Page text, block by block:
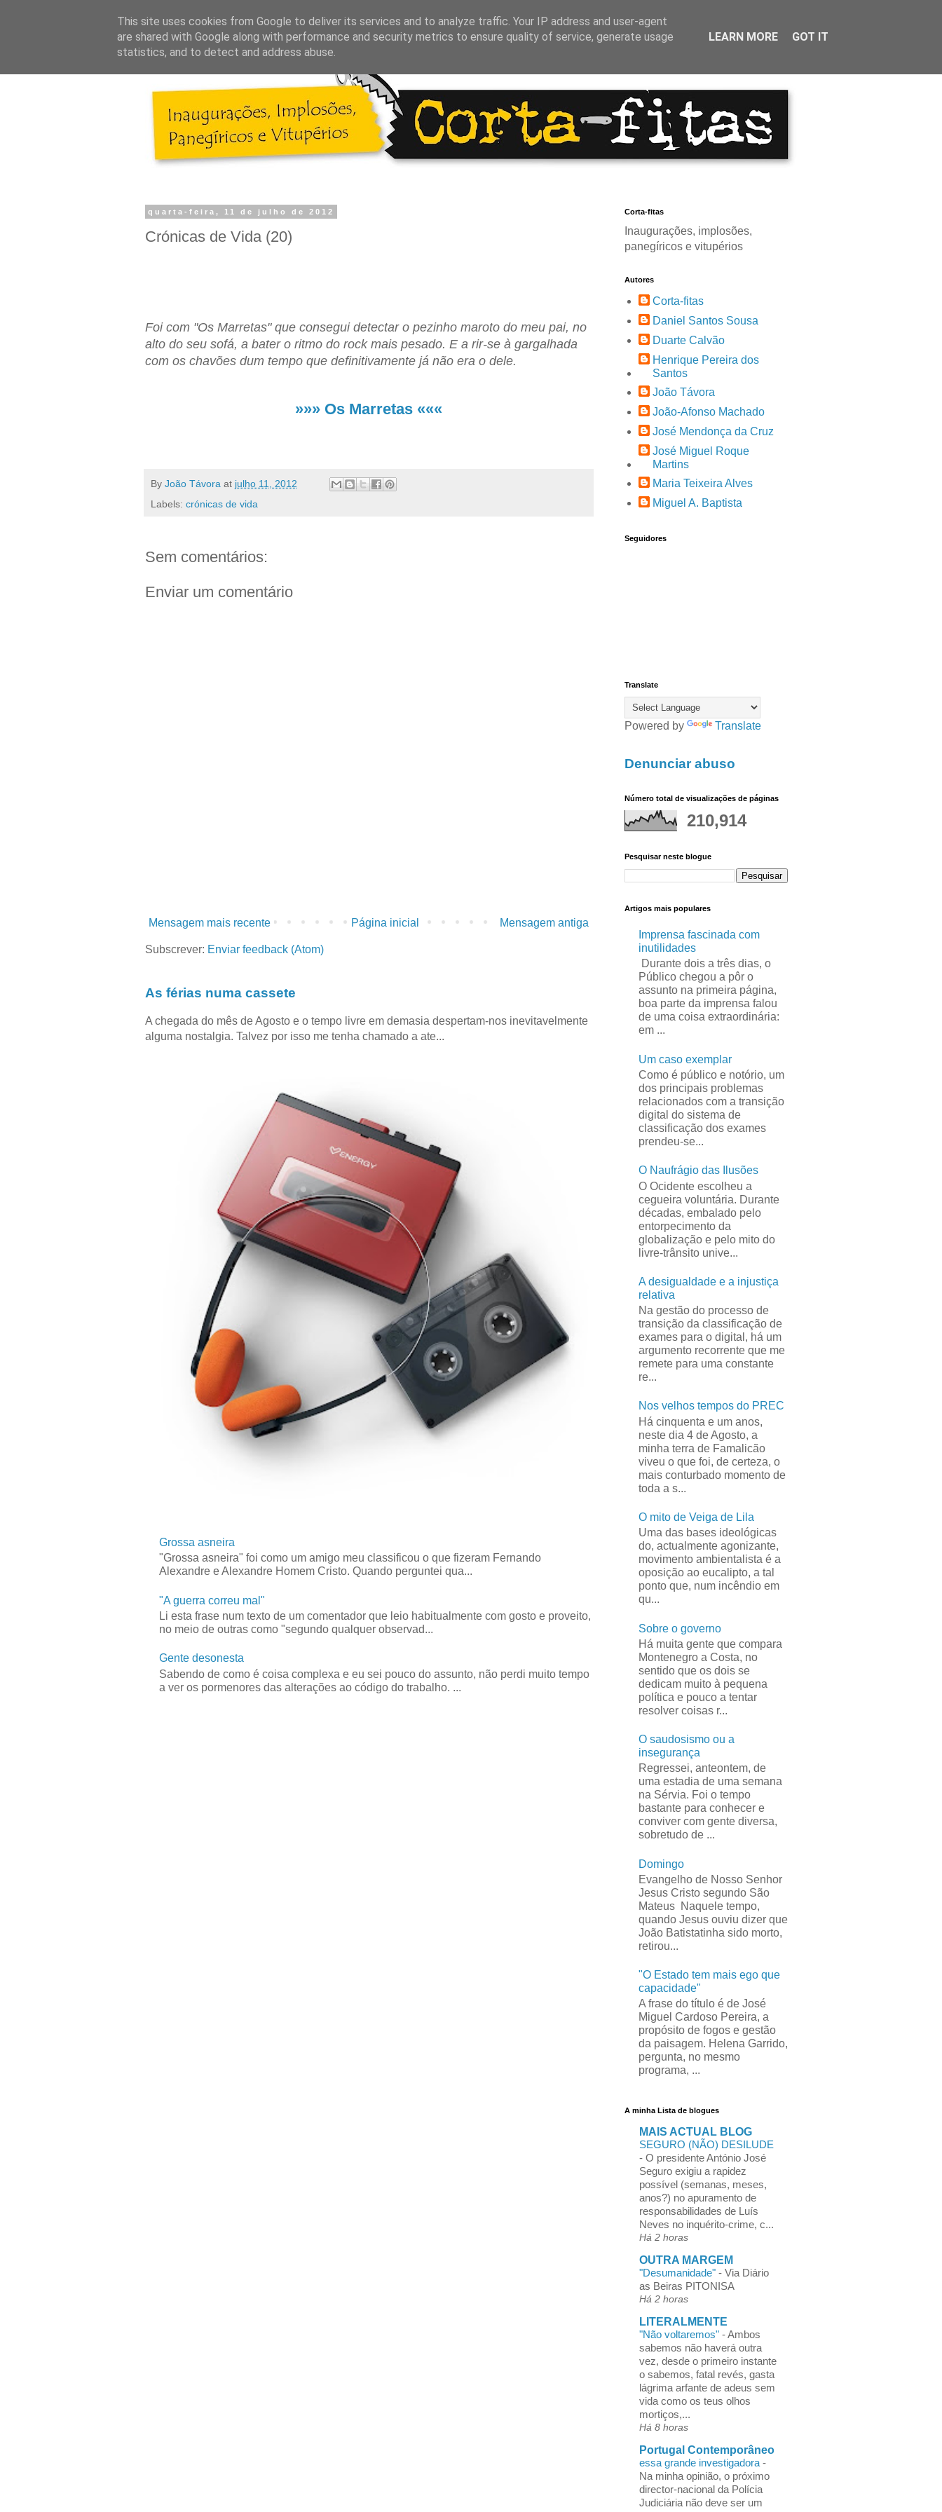
quarta-feira, 11 de julho de 2012
Crónicas de Vida (20)
Foi com "Os Marretas" que consegui detectar o pezinho maroto do meu pai, no
alto do seu sofá, a bater o ritmo do rock mais pesado. E a rir-se à gargalhada
com os chavões dum tempo que definitivamente já não era o dele.
»»» Os Marretas «««
By João Távora at julho 11, 2012
Labels: crónicas de vida
Sem comentários:
Enviar um comentário
Mensagem mais recente Mensagem antiga
Página inicial
Subscrever: Enviar feedback (Atom)
As férias numa cassete
A chegada do mês de Agosto e o tempo livre em demasia despertam-nos inevitavelmente
alguma nostalgia. Talvez por isso me tenha chamado a ate...
Grossa asneira
"Grossa asneira" foi como um amigo meu classificou o que fizeram Fernando
Alexandre e Alexandre Homem Cristo. Quando perguntei qua...
"A guerra correu mal"
Li esta frase num texto de um comentador que leio habitualmente com gosto e proveito,
no meio de outras como "segundo qualquer observad...
Gente desonesta
Sabendo de como é coisa complexa e eu sei pouco do assunto, não perdi muito tempo
a ver os pormenores das alterações ao código do trabalho. ...
Corta-fitas
Inaugurações, implosões,
panegíricos e vitupérios
Autores
Corta-fitas
Daniel Santos Sousa
Duarte Calvão
Henrique Pereira dos
Santos
João Távora
João-Afonso Machado
José Mendonça da Cruz
José Miguel Roque
Martins
Maria Teixeira Alves
Miguel A. Baptista
Seguidores
Translate
Powered by Translate
Denunciar abuso
Número total de visualizações de páginas
210,914
Pesquisar neste blogue
Artigos mais populares
Imprensa fascinada com
inutilidades
Durante dois a três dias, o
Público chegou a pôr o
assunto na primeira página,
boa parte da imprensa falou
de uma coisa extraordinária:
em ...
Um caso exemplar
Como é público e notório, um
dos principais problemas
relacionados com a transição
digital do sistema de
classificação dos exames
prendeu-se...
O Naufrágio das Ilusões
O Ocidente escolheu a
cegueira voluntária. Durante
décadas, embalado pelo
entorpecimento da
globalização e pelo mito do
livre-trânsito unive...
A desigualdade e a injustiça
relativa
Na gestão do processo de
transição da classificação de
exames para o digital, há um
argumento recorrente que me
remete para uma constante
re...
Nos velhos tempos do PREC
Há cinquenta e um anos,
neste dia 4 de Agosto, a
minha terra de Famalicão
viveu o que foi, de certeza, o
mais conturbado momento de
toda a s...
O mito de Veiga de Lila
Uma das bases ideológicas
do, actualmente agonizante,
movimento ambientalista é a
oposição ao eucalipto, a tal
ponto que, num incêndio em
qu...
Sobre o governo
Há muita gente que compara
Montenegro a Costa, no
sentido que os dois se
dedicam muito à pequena
política e pouco a tentar
resolver coisas r...
O saudosismo ou a
insegurança
Regressei, anteontem, de
uma estadia de uma semana
na Sérvia. Foi o tempo
bastante para conhecer e
conviver com gente diversa,
sobretudo de ...
Domingo
Evangelho de Nosso Senhor
Jesus Cristo segundo São
Mateus Naquele tempo,
quando Jesus ouviu dizer que
João Batistatinha sido morto,
retirou...
"O Estado tem mais ego que
capacidade"
A frase do título é de José
Miguel Cardoso Pereira, a
propósito de fogos e gestão
da paisagem. Helena Garrido,
pergunta, no mesmo
programa, ...
A minha Lista de blogues
MAIS ACTUAL BLOG
SEGURO (NÃO) DESILUDE
- O presidente António José
Seguro exigiu a rapidez
possível (semanas, meses,
anos?) no apuramento de
responsabilidades de Luís
Neves no inquérito-crime, c...
Há 2 horas
OUTRA MARGEM
"Desumanidade" - Via Diário
as Beiras PITONISA
Há 2 horas
LITERALMENTE
"Não voltaremos" -Ambos
sabemos não haverá outra
vez, desde o primeiro instante
o sabemos, fatal revés, gasta
lágrima arfante de adeus sem
vida como os teus olhos
mortiços,...
Há 8 horas
Portugal Contemporâneo
essa grande investigadora -
Na minha opinião, o próximo
director-nacional da Polícia
Judiciária não deve ser um
This site uses cookies from Google to deliver its services and to analyze traffic. Your IP address and user-agent
are shared with Google along with performance and security metrics to ensure quality of service, generate usage
statistics, and to detect and address abuse.
LEARN MORE GOT IT